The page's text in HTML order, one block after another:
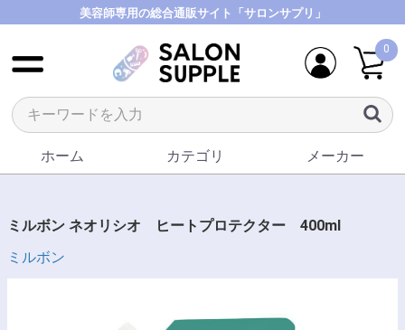
美容師専用の総合通販サイト「サロンサプリ」
0
ホーム カテゴリ メーカー
ミルボン ネオリシオ ヒートプロテクター 400ml
ミルボン